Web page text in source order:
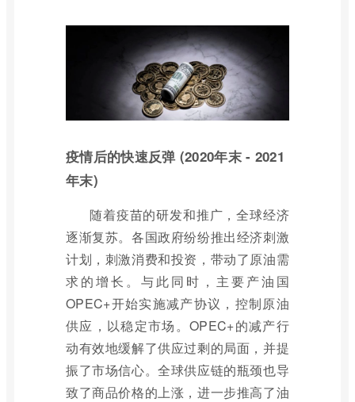
疫情后的快速反弹 (2020年末 - 2021
年末)
随着疫苗的研发和推广，全球经济
逐渐复苏。各国政府纷纷推出经济刺激
计划，刺激消费和投资，带动了原油需
求的增长。与此同时，主要产油国
OPEC+开始实施减产协议，控制原油
供应，以稳定市场。OPEC+的减产行
动有效地缓解了供应过剩的局面，并提
振了市场信心。全球供应链的瓶颈也导
致了商品价格的上涨，进一步推高了油